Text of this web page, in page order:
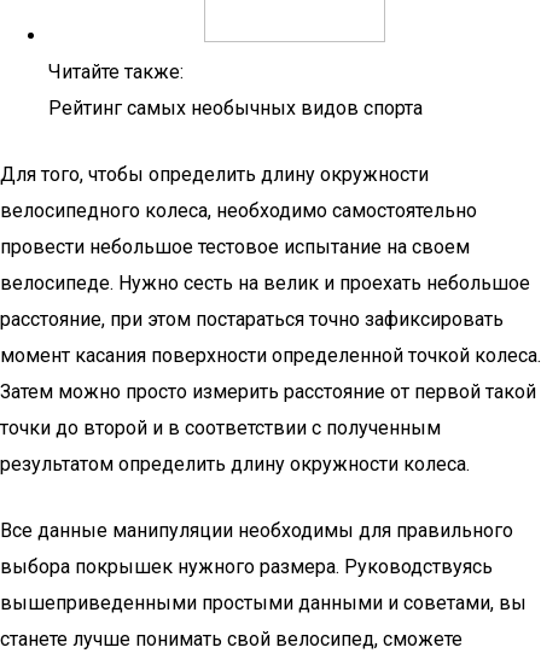
Читайте также:
Рейтинг самых необычных видов спорта
Для того, чтобы определить длину окружности
велосипедного колеса, необходимо самостоятельно
провести небольшое тестовое испытание на своем
велосипеде. Нужно сесть на велик и проехать небольшое
расстояние, при этом постараться точно зафиксировать
момент касания поверхности определенной точкой колеса.
Затем можно просто измерить расстояние от первой такой
точки до второй и в соответствии с полученным
результатом определить длину окружности колеса.
Все данные манипуляции необходимы для правильного
выбора покрышек нужного размера. Руководствуясь
вышеприведенными простыми данными и советами, вы
станете лучше понимать свой велосипед, сможете